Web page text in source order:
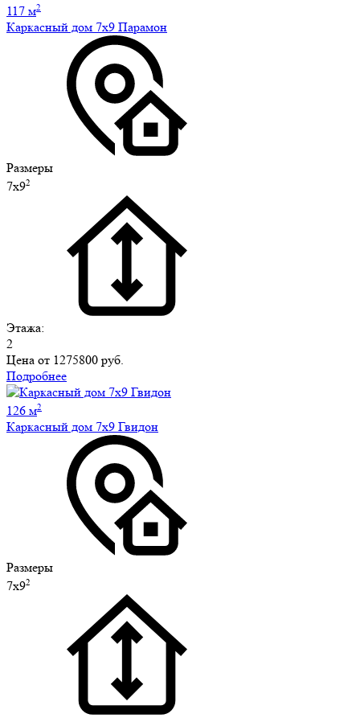
117 м2
Каркасный дом 7х9 Парамон
Размеры
7х92
Этажа:
2
Цена от 1275800 руб.
Подробнее
126 м2
Каркасный дом 7х9 Гвидон
Размеры
7х92